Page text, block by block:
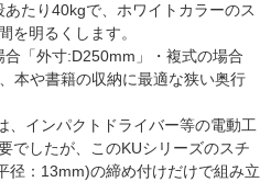
あたり40kgで、ホワイトカラーのス
を明るくします。
合「外寸:D250mm」・複式の場合
本や書籍の収納に最適な狭い奥行
、インパクトドライバー等の電動工
でしたが、このKUシリーズのスチ
径：13mm)の締め付けだけで組み立